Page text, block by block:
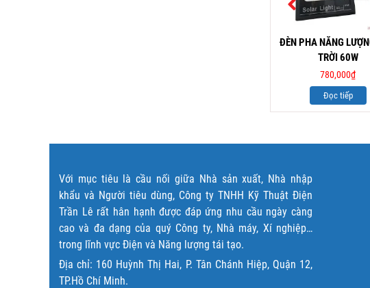
ĐÈN PHA NĂNG
TRỜI 60W
780,000₫
Đọc tiếp
Với mục tiêu là cầu nối giữa Nhà sản xuất, Nhà nhập
khẩu và Người tiêu dùng, Công ty TNHH Kỹ Thuật Điện
Trần Lê rất hân hạnh được đáp ứng nhu cầu ngày càng
cao và đa dạng của quý Công ty, Nhà máy, Xí nghiệp…
trong lĩnh vực Điện và Năng lượng tái tạo.
Địa chỉ: 160 Huỳnh Thị Hai, P. Tân Chánh Hiệp, Quận 12,
TP.Hồ Chí Minh.